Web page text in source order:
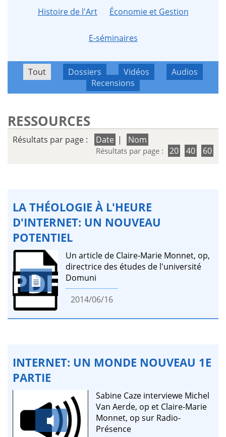
Histoire de l'Art Économie et Gestion
E-séminaires
Tout Dossiers Vidéos
Audios
Recensions
RESSOURCES
Résultats par page : Date | Nom
Résultats par page : 20 40 60
LA THÉOLOGIE À L'HEURE
D'INTERNET: UN NOUVEAU
POTENTIEL
Un article de Claire-Marie Monnet, op,
directrice des études de l'université
Domuni
2014/06/16
INTERNET: UN MONDE NOUVEAU 1E
PARTIE
Sabine Caze interviewe Michel
Van Aerde, op et Claire-Marie
Monnet, op sur Radio-
Présence